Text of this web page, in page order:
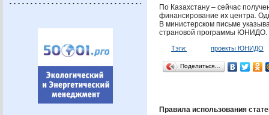
По Казахстану – сейчас
финансирование их центра.
В министерском письме
страновой программы ЮНИДО
Тэги: проекты ЮНИДО
Поделиться…
Правила использования